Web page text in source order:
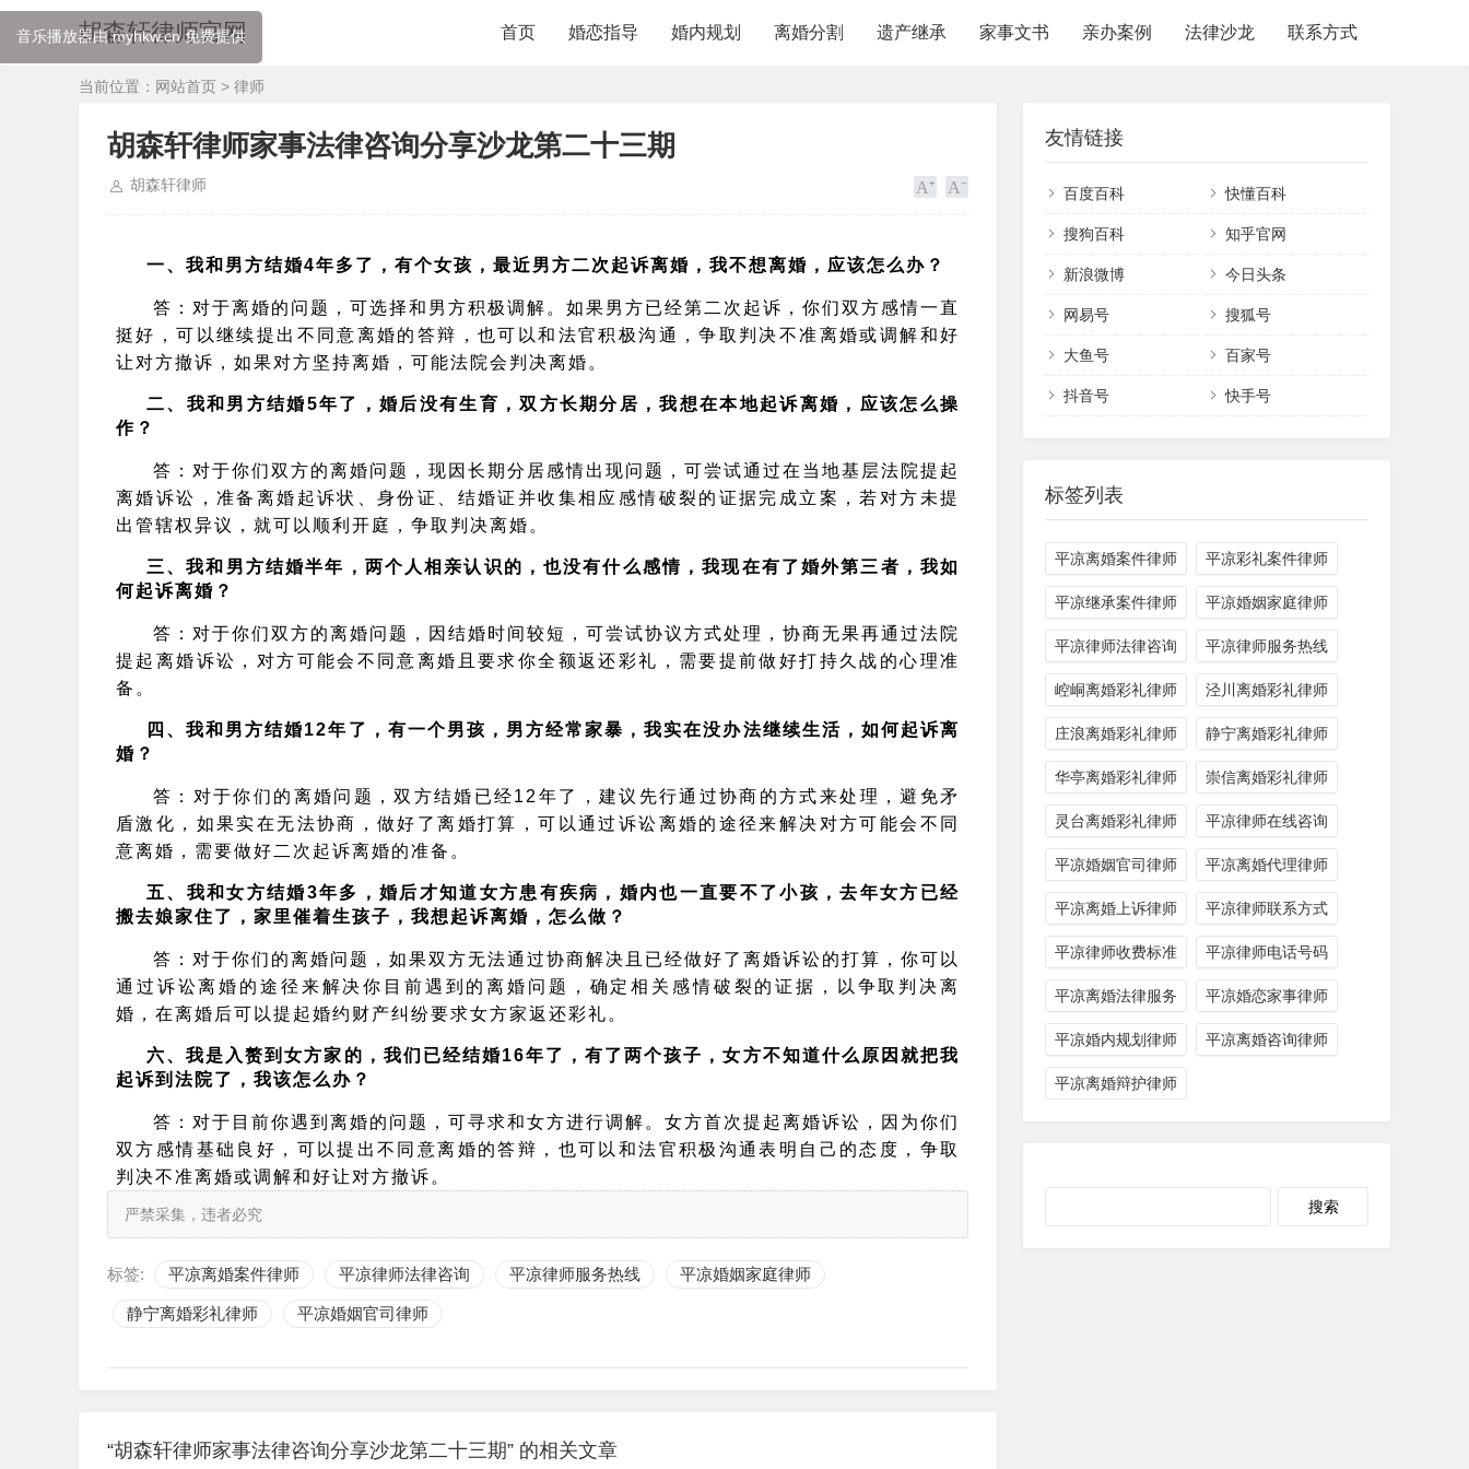
胡森轩律师官网 首页 婚恋指导 婚内规划 离婚分割 遗产继承 家事文书 亲办案例 法律沙龙 联系方式
当前位置： 网站首页 > 律师
胡森轩律师家事法律咨询分享沙龙第二十三期
胡森轩律师
一、 我和男方结婚4年多了，有个女孩，最近男方二次起诉离婚，我不想离婚，应该怎么办？
答： 对于离婚的问题，可选择和男方积极调解。如果男方已经第二次起诉，你们双方感情一直
挺好，可以继续提出不同意离婚的答辩，也可以和法官积极沟通，争取判决不准离婚或调解和好
让对方撤诉，如果对方坚持离婚，可能法院会判决离婚。
二、 我和男方结婚5年了，婚后没有生育，双方长期分居，我想在本地起诉离婚，应该怎么操
作？
答： 对于你们双方的离婚问题，现因长期分居感情出现问题，可尝试通过在当地基层法院提起
离婚诉讼 ， 准备离婚 起诉状、身份证、结婚证并收集相应感情破裂的证据完成立案， 若对方未提
出管辖权异议，就可以顺利开庭， 争取判决离婚。
三、我和男方结婚半年，两个人相亲认识的，也没有什么感情，我现在有了婚外第三者，我如
何起诉离婚？
答： 对于你们双方的离婚问题，因结婚时间较短，可尝试协议方式处理，协商无果再通过法院
提起离婚诉讼 ，对方可能会不同意离婚且要求你全额返还彩礼，需要提前做好打持久战的心理准
备。
四、我和男方结婚12年了，有一个男孩，男方经常家暴，我实在没办法继续生活，如何起诉离
婚？
答： 对于你们的离婚问题，双方结婚已经12年了，建议先行通过协商的方式来处理，避免矛
盾激化，如果实在无法协商，做好了离婚打算，可以通过 诉讼离婚的途径来解决 对方可能会不同
意离婚，需要做好二次起诉离婚的准备。
五、 我和女方结婚3年多，婚后才知道女方患有疾病，婚内也一直要不了小孩，去年女方已经
搬去娘家住了，家里催着生孩子，我想起诉离婚，怎么做？
答： 对于你们的离婚问题，如果双方无法通过协商解决且已经做好了离婚诉讼的打算，你可以
通过诉讼离婚的途径来解决你目前遇到的离婚问题，确定相关感情破裂的证据，以争取判决离
婚，在离婚后可以提起婚约财产纠纷要求女方家返还彩礼。
六、我是入赘到女方家的， 我们已经结婚16年了，有了两个孩子，女方不知道什么原因就把我
起诉到法院了，我该怎么办？
答： 对于目前你遇到离婚的问题，可寻求和女方进行调解。女方首次提起离婚诉讼，因为你们
双方感情基础良好，可以提出不同意离婚的答辩，也可以和法官积极沟通表明自己的态度，争取
判决不准离婚或调解和好让对方撤诉。
严禁采集，违者必究
标签: 平凉离婚案件律师 平凉律师法律咨询 平凉律师服务热线 平凉婚姻家庭律师
静宁离婚彩礼律师 平凉婚姻官司律师
“胡森轩律师家事法律咨询分享沙龙第二十三期” 的相关文章
友情链接
百度百科 快懂百科
搜狗百科 知乎官网
新浪微博 今日头条
网易号 搜狐号
大鱼号 百家号
抖音号 快手号
标签列表
平凉离婚案件律师 平凉彩礼案件律师
平凉继承案件律师 平凉婚姻家庭律师
平凉律师法律咨询 平凉律师服务热线
崆峒离婚彩礼律师 泾川离婚彩礼律师
庄浪离婚彩礼律师 静宁离婚彩礼律师
华亭离婚彩礼律师 崇信离婚彩礼律师
灵台离婚彩礼律师 平凉律师在线咨询
平凉婚姻官司律师 平凉离婚代理律师
平凉离婚上诉律师 平凉律师联系方式
平凉律师收费标准 平凉律师电话号码
平凉离婚法律服务 平凉婚恋家事律师
平凉婚内规划律师 平凉离婚咨询律师
平凉离婚辩护律师
音乐播放器由 myhkw.cn 免费提供